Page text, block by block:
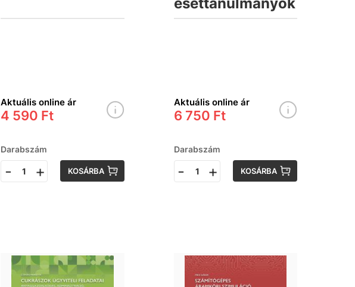
Aktuális online ár
4 590 Ft
Darabszám
- + KOSÁRBA
Aktuális online ár
6 750 Ft
Darabszám
- + KOSÁRBA